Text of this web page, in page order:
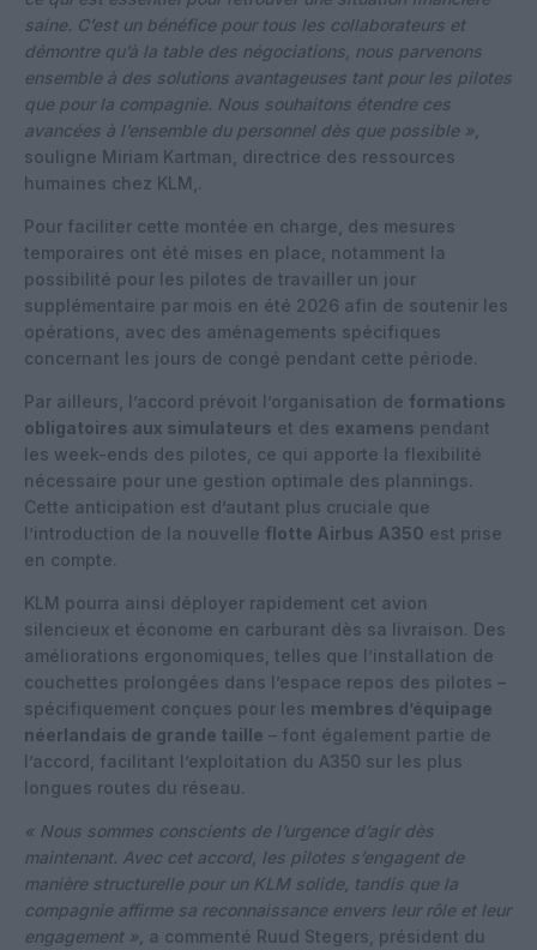
saine. C’est un bénéfice pour tous les collaborateurs et
démontre qu’à la table des négociations, nous parvenons
ensemble à des solutions avantageuses tant pour les pilotes
que pour la compagnie. Nous souhaitons étendre ces
avancées à l’ensemble du personnel dès que possible »,
souligne Miriam Kartman, directrice des ressources
humaines chez KLM,.
Pour faciliter cette montée en charge, des mesures
temporaires ont été mises en place, notamment la
possibilité pour les pilotes de travailler un jour
supplémentaire par mois en été 2026 afin de soutenir les
opérations, avec des aménagements spécifiques
concernant les jours de congé pendant cette période.
Par ailleurs, l’accord prévoit l’organisation de formations
obligatoires aux simulateurs et des examens pendant
les week-ends des pilotes, ce qui apporte la flexibilité
nécessaire pour une gestion optimale des plannings.
Cette anticipation est d’autant plus cruciale que
l’introduction de la nouvelle flotte Airbus A350 est prise
en compte.
KLM pourra ainsi déployer rapidement cet avion
silencieux et économe en carburant dès sa livraison. Des
améliorations ergonomiques, telles que l’installation de
couchettes prolongées dans l’espace repos des pilotes –
spécifiquement conçues pour les membres d’équipage
néerlandais de grande taille – font également partie de
l’accord, facilitant l’exploitation du A350 sur les plus
longues routes du réseau.
« Nous sommes conscients de l’urgence d’agir dès
maintenant. Avec cet accord, les pilotes s’engagent de
manière structurelle pour un KLM solide, tandis que la
compagnie affirme sa reconnaissance envers leur rôle et leur
engagement », a commenté Ruud Stegers, président du